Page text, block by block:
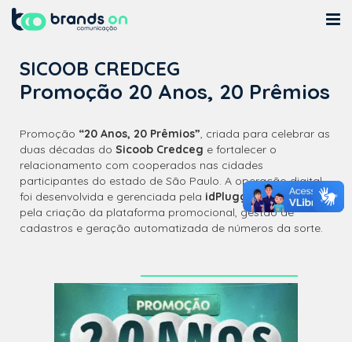
Cases
MKT
Blog
Contato
SICOOB CREDCEG
Promoção 20 Anos, 20 Prêmios
Promoção “20 Anos, 20 Prêmios”, criada para celebrar as
duas décadas do Sicoob Credceg e fortalecer o
relacionamento com cooperados nas cidades
participantes do estado de São Paulo. A operação digital
foi desenvolvida e gerenciada pela idPlugger, responsável
pela criação da plataforma promocional, gestão de
cadastros e geração automatizada de números da sorte.